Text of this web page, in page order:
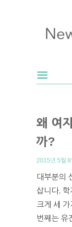
왜 여
까?
2015년 5월
대부분의
삽니다.
크게 세
번째는 유